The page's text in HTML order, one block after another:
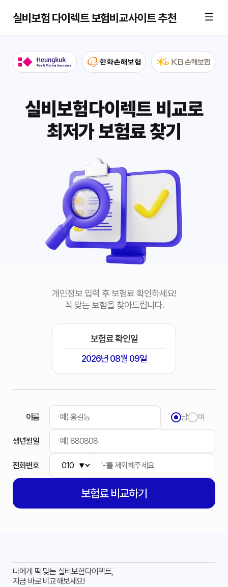
실비보험 다이렉트 보험비교사이트 추천
실비보험다이렉트 비교로
최저가 보험료 찾기
개인정보 입력 후 보험료 확인하세요!
꼭 맞는 보험을 찾아드립니다.
보험료 확인일
2026년 08월 09일
이름 남 여
생년월일
전화번호
보험료비교하기
나에게 딱 맞는 실비보험다이렉트,
지금 바로 비교해보세요!